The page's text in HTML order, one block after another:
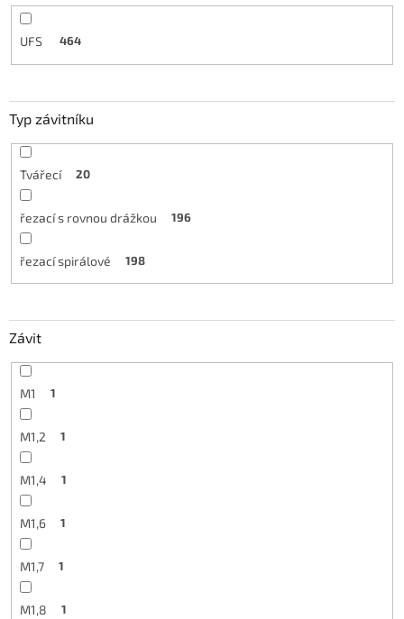
UFS 464
Typ závitníku
Tvářecí 20
řezací s rovnou drážkou 196
řezací spirálové 198
Závit
M1 1
M1,2 1
M1,4 1
M1,6 1
M1,7 1
M1,8 1